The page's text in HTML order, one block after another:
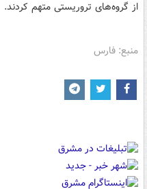
از گروه‌های تروریستی متهم کردند.
منبع: فارس